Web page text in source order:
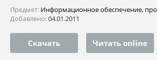
Предмет: Информационное обеспечение,
Добавлено:04.01.2011
Скачать Читать online